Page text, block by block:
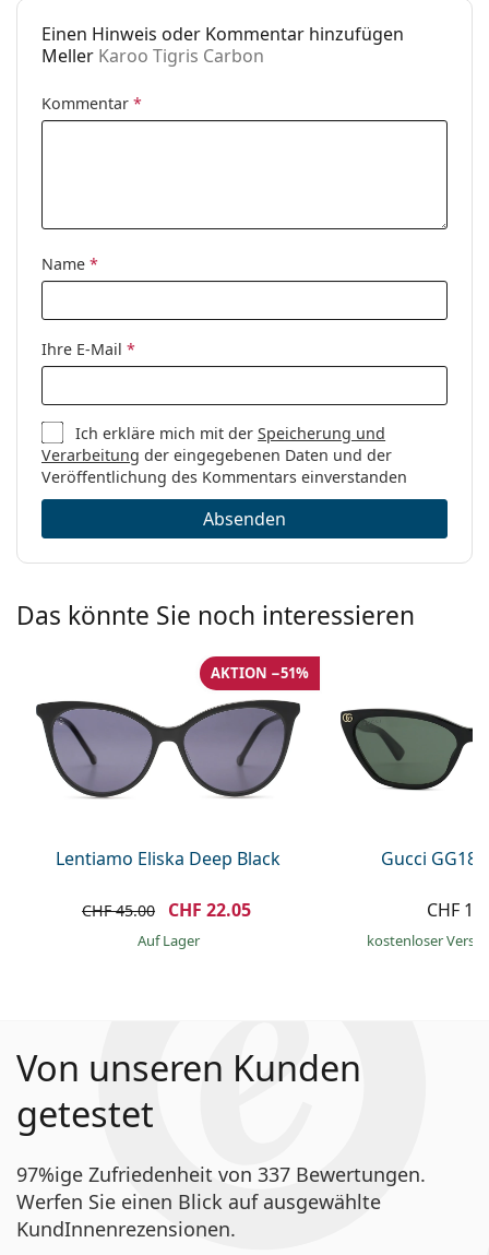
Einen Hinweis oder Kommentar hinzufügen
Meller Karoo Tigris Carbon
Kommentar *
Name *
Ihre E-Mail *
Ich erkläre mich mit derSpeicherung und
Verarbeitung der eingegebenen Daten und der
Veröffentlichung des Kommentars einverstanden
Absenden
Das könnte Sie noch interessieren
Lentiamo Eliska Deep Black
AKTION −51%
CHF 45.00 CHF 22.05
auf Lager
Gucci
CHF
kostenloser
Von unseren Kunden
getestet
97%ige Zufriedenheit von 337 Bewertungen.
Werfen Sie einen Blick auf ausgewählte
KundInnenrezensionen.